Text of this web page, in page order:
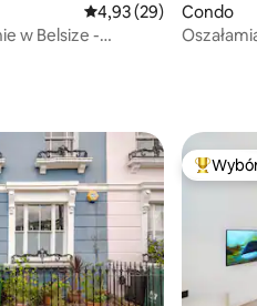
Średnia ocena: 4,93
4,93 (29)
w Belsize -
Condo